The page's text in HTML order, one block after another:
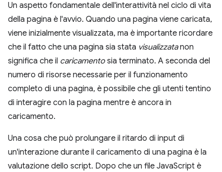
Un aspetto fondamentale dell'interattività nel ciclo di vita
della pagina è l'avvio. Quando una pagina viene caricata,
viene inizialmente visualizzata, ma è importante ricordare
che il fatto che una pagina sia stata visualizzatanon
significa che il caricamento sia terminato. A seconda del
numero di risorse necessarie per il funzionamento
completo di una pagina, è possibile che gli utenti tentino
di interagire con la pagina mentre è ancora in
caricamento.
Una cosa che può prolungare il ritardo di input di
un'interazione durante il caricamento di una pagina è la
valutazione dello script. Dopo che un file JavaScript è